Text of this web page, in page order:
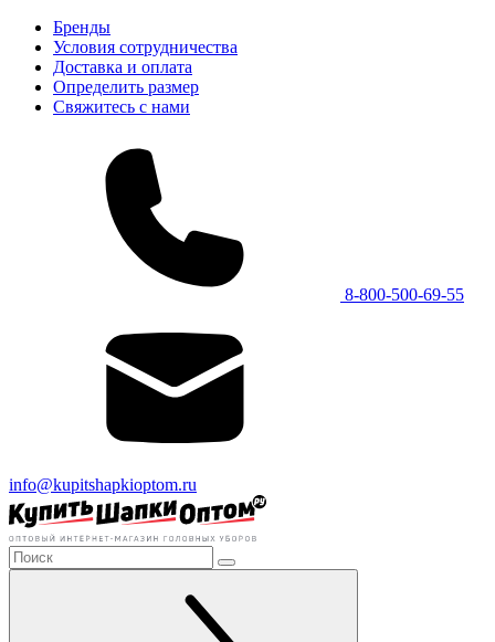
Бренды
Условия сотрудничества
Доставка и оплата
Определить размер
Свяжитесь с нами
8-800-500-69-55
info@kupitshapkioptom.ru